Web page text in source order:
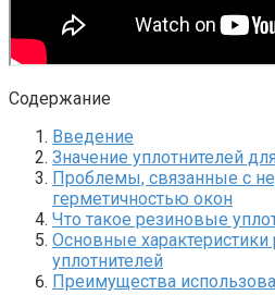
Содержание
Введение
Значение уплотнителей
Проблемы, связанные с
герметичностью окон
Что такое резиновые
Основные
уплотнителей
Преимущества